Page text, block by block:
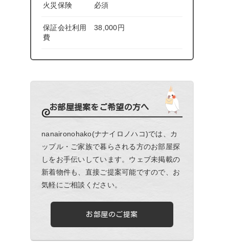
火災保険 必須
保証会社利用
費
38,000円
お部屋提案をご希望の方へ
nanaironohako(ナナイロノハコ)では、カ
ップル・ご家族で暮らされる方のお部屋探
しをお手伝いしています。ウェブ未掲載の
新着物件も、直接ご提案可能ですので、お
気軽にご相談ください。
お部屋のご提案